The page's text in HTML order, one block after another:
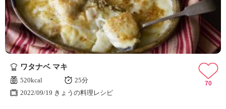
ワタナベ マキ
520kcal
25分
2022/09/19 きょうの料理レシピ
70